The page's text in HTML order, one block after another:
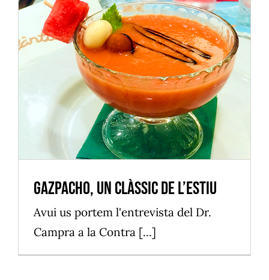
Gazpacho, un clàssic de l’estiu
Vilassar de Mar
Gazpacho, un clàssic de l’estiu
Avui us portem l'entrevista del Dr.
Campra a la Contra [...]